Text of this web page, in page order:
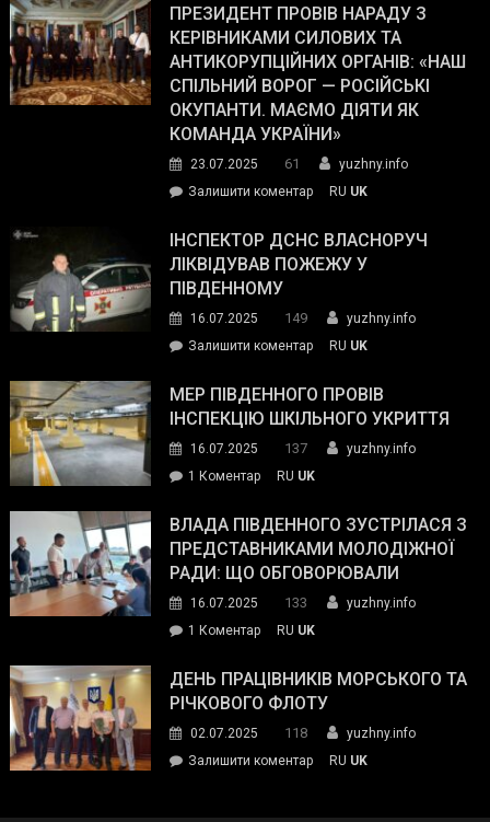
Street
Journal.
Південному
працівникам
ОПЗ
з
матеріального
резерву
гуманітарну
допомогу
ПРЕЗИДЕНТ ПРОВІВ НАРАДУ З
КЕРІВНИКАМИ СИЛОВИХ ТА
АНТИКОРУПЦІЙНИХ ОРГАНІВ: «НАШ
СПІЛЬНИЙ ВОРОГ — РОСІЙСЬКІ
ОКУПАНТИ. МАЄМО ДІЯТИ ЯК
КОМАНДА УКРАЇНИ»
23.07.2025 61
yuzhny.info
Залишити коментарon
провів
нараду
силових
та
органів:
«Наш
спільний
окупанти.
Маємо
діяти
команда
RU UK
ІНСПЕКТОР ДСНС ВЛАСНОРУЧ
ЛІКВІДУВАВ ПОЖЕЖУ У
ПІВДЕННОМУ
16.07.2025 149
yuzhny.info
Залишити коментарon
ДСНС
власноруч
пожежу
у
RU UK
МЕР ПІВДЕННОГО ПРОВІВ
ІНСПЕКЦІЮ ШКІЛЬНОГО УКРИТТЯ
16.07.2025 137
yuzhny.info
1 Коментардо
Південного
провів
інспекцію
укриття
RU UK
ВЛАДА ПІВДЕННОГО ЗУСТРІЛАСЯ З
ПРЕДСТАВНИКАМИ МОЛОДІЖНОЇ
РАДИ: ЩО ОБГОВОРЮВАЛИ
16.07.2025 133
yuzhny.info
1 Коментардо
Південного
зустрілася
представниками
молодіжної
RU UK
ДЕНЬ ПРАЦІВНИКІВ МОРСЬКОГО ТА
РІЧКОВОГО ФЛОТУ
02.07.2025 118
yuzhny.info
Залишити коментарon
RU UK